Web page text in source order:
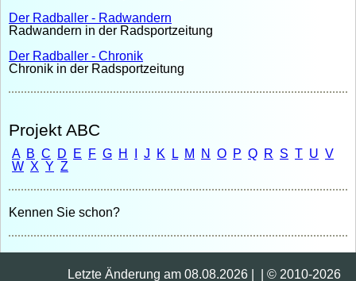
Der Radballer - Radwandern
Radwandern in der Radsportzeitung
Der Radballer - Chronik
Chronik in der Radsportzeitung
Projekt ABC
A B C D E F G H J K L M N O P Q R S T U V
W X Y Z
Kennen Sie schon?
Letzte Änderung am 08.08.2026 | | © 2010-2026